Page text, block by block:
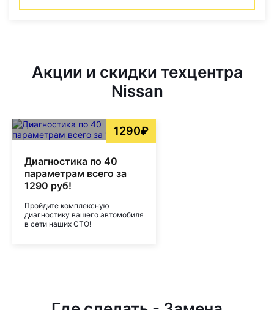
Акции и скидки техцентра
Nissan
1290₽
Диагностика по 40
параметрам всего за
1290 руб!
Пройдите комплексную
диагностику вашего автомобиля
в сети наших СТО!